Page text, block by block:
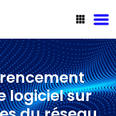
logiciel sur